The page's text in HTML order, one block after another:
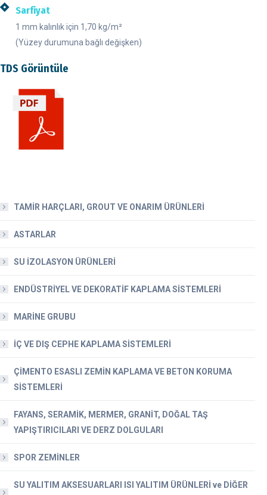
Sarfiyat
1 mm kalınlık için 1,70 kg/m²
(Yüzey durumuna bağlı değişken)
TDS Görüntüle
TAMİR HARÇLARI, GROUT VE ONARIM ÜRÜNLERİ
ASTARLAR
SU İZOLASYON ÜRÜNLERİ
ENDÜSTRİYEL VE DEKORATİF KAPLAMA SİSTEMLERİ
MARİNE GRUBU
İÇ VE DIŞ CEPHE KAPLAMA SİSTEMLERİ
ÇİMENTO ESASLI ZEMİN KAPLAMA VE BETON KORUMA
SİSTEMLERİ
FAYANS, SERAMİK, MERMER, GRANİT, DOĞAL TAŞ
YAPIŞTIRICILARI VE DERZ DOLGULARI
SPOR ZEMİNLER
SU YALITIM AKSESUARLARI ISI YALITIM ÜRÜNLERİ ve DİĞER